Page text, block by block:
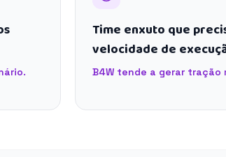
Time enxuto que
velocidade de
B4W tende a gerar tração